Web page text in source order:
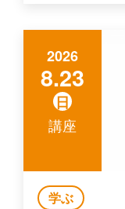
2026
8.23
日
講座
学ぶ